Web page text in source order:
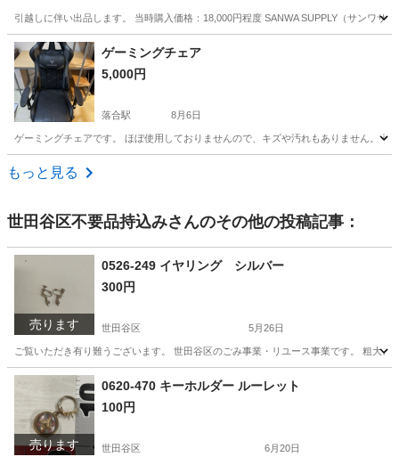
引越しに伴い出品します。 当時購入価格：18,000円程度 SANWA SUPPLY（サンワ
東京 江東区 亀戸駅 オフィス用家具
ゲーミングチェア
5,000円
落合駅 8月6日
ゲーミングチェアです。 ほぼ使用しておりませんので、キズや汚れもありません。
東京 中野区
もっと見る
世田谷区不要品持込みさんのその他の投稿記事：
売ります
0526-249 イヤリング シルバー
300円
世田谷区 5月26日
ご覧いただき有り難うございます。 世⽥⾕区のごみ事業・リユース事業です。 粗
東京 世田谷区 アクセサリー リユース
売ります
0620-470 キーホルダー ルーレット
100円
世田谷区 6月20日